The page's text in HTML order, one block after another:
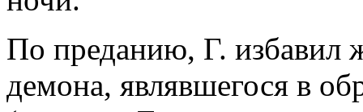
По преданию, Г. избавил
демона, являвшегося в